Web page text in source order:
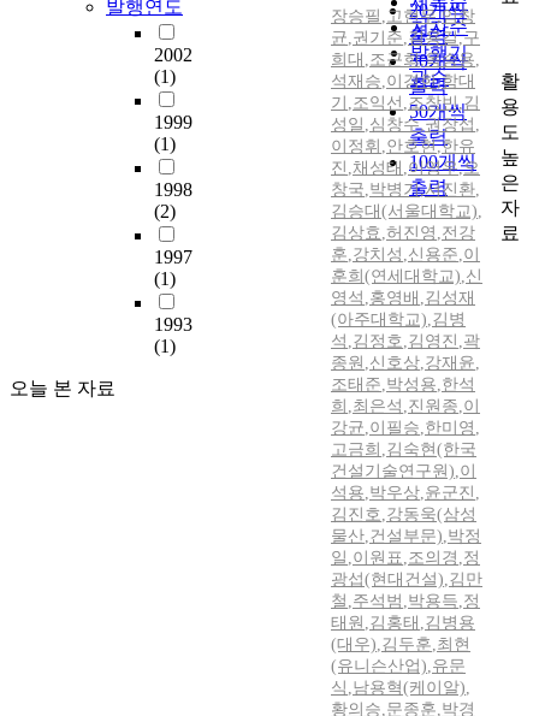
발행연도
2002
(1)
1999
(1)
1998
(2)
1997
(1)
1993
(1)
오늘 본 자료
저자순
발행기
관순
20개씩
출력
30개씩
출력
50개씩
출력
100개씩
출력
장승필 ,고현무,임창
균,권기준,김용길,구
희대 ,조근희,옥승용,
석재승,이경한,함대
기 ,조익선 ,조창빈,김
성일 ,심창수,권장섭 ,
이정휘 ,안호현,한유
진 ,채성태 ,이영우,오
창국,박병기,서진환,
김승대(서울대학교),
김상효 ,허진영 ,전강
훈,강치성 ,신용준,이
훈희(연세대학교),신
영석 ,홍영배 ,김성재
(아주대학교),김병
석 ,김정호,김영진 ,곽
종원 ,신호상,강재윤,
조태준,박성용,한석
희 ,최은석 ,진원종,이
강균,이필승,한미영 ,
고금희 ,김숙현(한국
건설기술연구원),이
석용,박우상,윤군진 ,
김진호,강동욱(삼성
물산,건설부문),박정
일 ,이원표,조의경 ,정
광섭(현대건설),김만
철 ,주석범 ,박용득,정
태원 ,김홍태 ,김병용
(대우),김두훈,최현
(유니슨산업),유문
식 ,남용혁(케이알),
황의승,문종훈,박경
활
용
도
높
은
자
료